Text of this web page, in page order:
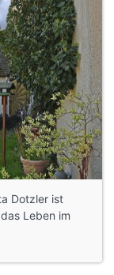
Dotzler ist
Leben im